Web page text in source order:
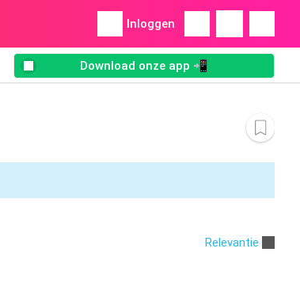
Inloggen
Download onze app 📲
Relevantie